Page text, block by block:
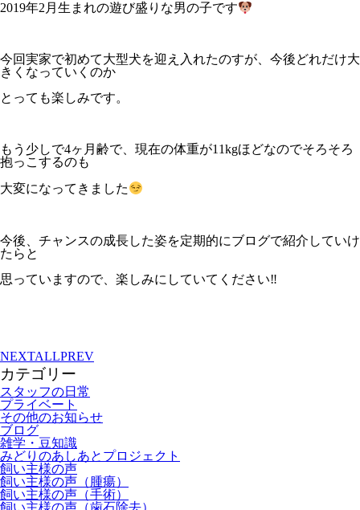
2019年2月生まれの遊び盛りな男の子です
今回実家で初めて大型犬を迎え入れたのすが、今後どれだけ大
きくなっていくのか
とっても楽しみです。
もう少しで4ヶ月齢で、現在の体重が11kgほどなのでそろそろ
抱っこするのも
大変になってきました
今後、チャンスの成長した姿を定期的にブログで紹介していけ
たらと
思っていますので、楽しみにしていてください‼
NEXTALLPREV
カテゴリー
スタッフの日常
プライベート
その他のお知らせ
ブログ
雑学・豆知識
みどりのあしあとプロジェクト
飼い主様の声
飼い主様の声（腫瘍）
飼い主様の声（手術）
飼い主様の声（歯石除去）